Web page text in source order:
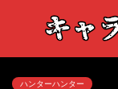
ハンターハンター